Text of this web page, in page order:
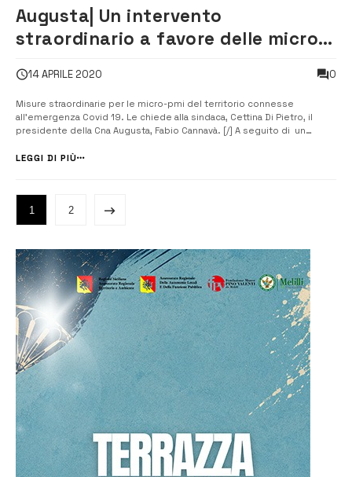
Augusta| Un intervento
straordinario a favore delle micro -
14 APRILE 2020 0
Misure straordinarie per le micro-pmi del territorio connesse
all’emergenza Covid 19. Le chiede alla sindaca, Cettina Di Pietro, il
presidente della Cna Augusta, Fabio Cannavà. [/] A seguito di un
Cna Augusta chiede misure straordinaria per le micro- pmi del
LEGGI DI PIÙ
1 2